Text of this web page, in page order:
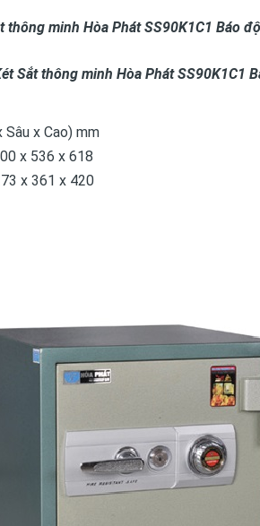
thông minh Hòa Phát SS90K1C1 Báo
Sắt thông minh Hòa Phát SS90K1C1
x Cao) mm
x 536 x 618
x 361 x 420